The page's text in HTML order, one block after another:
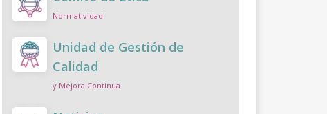
Normatividad
Unidad de Gestión de
Calidad
y Mejora Continua